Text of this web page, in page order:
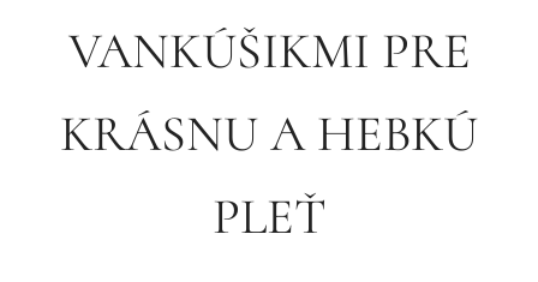
VANKÚŠIKMI PRE
KRÁSNU A HEBKÚ
PLEŤ